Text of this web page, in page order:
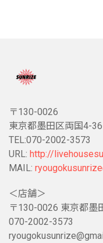
〒130-0026
東京都墨田区両国4-
TEL:070-2002-3573
URL: http://
MAIL:
＜店舗＞
〒130-0026 東京都墨
070-2002-3573